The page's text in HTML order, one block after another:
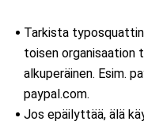
Tarkista
toisen organisaation
alkuperäinen. Esim.
paypal.com.
Jos epäilyttää, älä